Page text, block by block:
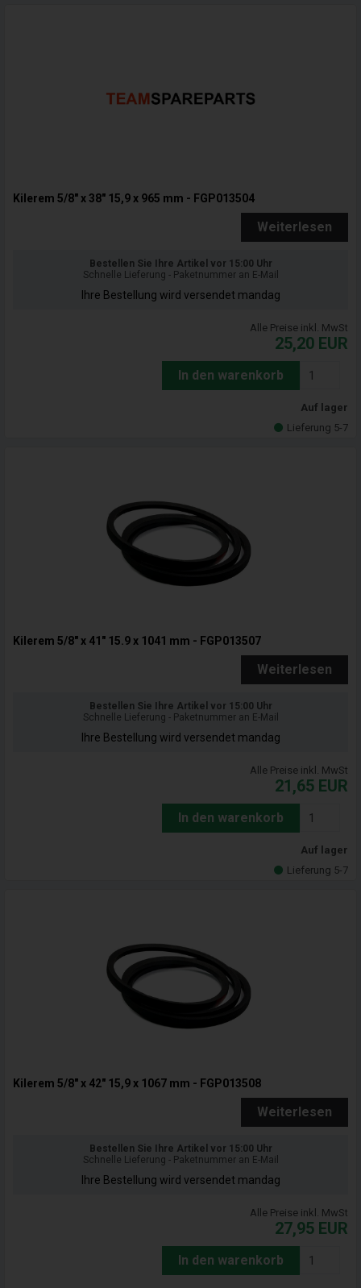
Kilerem 5/8" x 38" 15,9 x 965 mm - FGP013504
Weiterlesen
Bestellen Sie Ihre Artikel vor 15:00 Uhr
Schnelle Lieferung - Paketnummer an E-Mail
Ihre Bestellung wird versendet mandag
Alle Preise inkl. MwSt
25,20 EUR
In den warenkorb
Auf lager
Lieferung 5-7
Kilerem 5/8" x 41" 15.9 x 1041 mm - FGP013507
Weiterlesen
Bestellen Sie Ihre Artikel vor 15:00 Uhr
Schnelle Lieferung - Paketnummer an E-Mail
Ihre Bestellung wird versendet mandag
Alle Preise inkl. MwSt
21,65 EUR
In den warenkorb
Auf lager
Lieferung 5-7
Kilerem 5/8" x 42" 15,9 x 1067 mm - FGP013508
Weiterlesen
Bestellen Sie Ihre Artikel vor 15:00 Uhr
Schnelle Lieferung - Paketnummer an E-Mail
Ihre Bestellung wird versendet mandag
Alle Preise inkl. MwSt
27,95 EUR
In den warenkorb